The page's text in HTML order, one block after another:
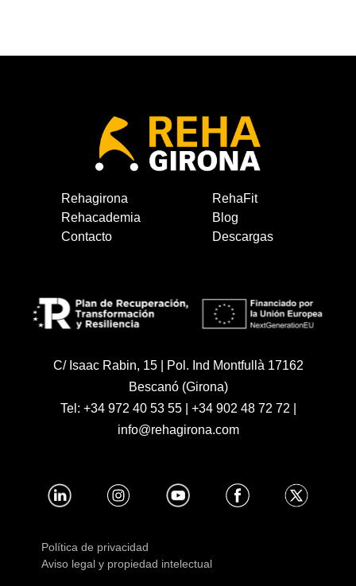
Rehagirona
RehaFit
Rehacademia
Blog
Contacto
Descargas
C/ Isaac Rabin, 15 | Pol. Ind Montfullà 17162
Bescanó (Girona)
Tel: +34 972 40 53 55| +34 902 48 72 72
info@rehagirona.com
Política de privacidad
Aviso legal y propiedad intelectual